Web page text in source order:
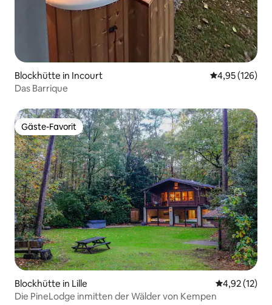
Blockhütte in Incourt
4,95 (126)
Das Barrique
Gäste-Favorit
Gäste-Favorit
Blockhütte in Lille
4,92 (12)
Die PineLodge inmitten der Wälder von Kempen